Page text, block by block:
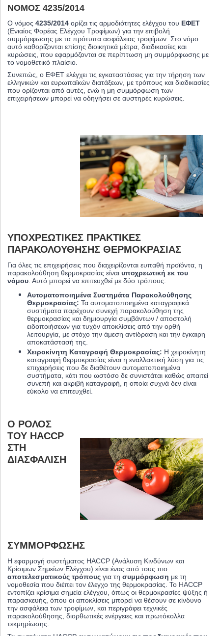
ΝΌΜΟΣ 4235/2014
Ο νόμος 4235/2014 ορίζει τις αρμοδιότητες ελέγχου του ΕΦΕΤ
(Ενιαίος Φορέας Ελέγχου Τροφίμων) για την επιβολή
συμμόρφωσης με τα πρότυπα ασφάλειας τροφίμων. Στο νόμο
αυτό καθορίζονται επίσης διοικητικά μέτρα, διαδικασίες και
κυρώσεις, που εφαρμόζονται σε περίπτωση μη συμμόρφωσης με
το νομοθετικό πλαίσιο.
Συνεπώς, ο ΕΦΕΤ ελέγχει τις εγκαταστάσεις για την τήρηση των
ελληνικών και ευρωπαϊκών διατάξεων, με τρόπους και διαδικασίες
που ορίζονται από αυτές, ενώ η μη συμμόρφωση των
επιχειρήσεων μπορεί να οδηγήσει σε αυστηρές κυρώσεις.
ΥΠΟΧΡΕΩΤΙΚΈΣ ΠΡΑΚΤΙΚΈΣ
ΠΑΡΑΚΟΛΟΎΘΗΣΗΣ ΘΕΡΜΟΚΡΑΣΊΑΣ
Για όλες τις επιχειρήσεις που διαχειρίζονται ευπαθή προϊόντα, η
παρακολούθηση θερμοκρασίας είναι υποχρεωτική εκ του
νόμου . Αυτό μπορεί να επιτευχθεί με δύο τρόπους:
Αυτοματοποιημένα Συστημάτα Παρακολούθησης
Θερμοκρασίας: Τα αυτοματοποιημένα καταγραφικά
συστήματα παρέχουν συνεχή παρακολούθηση της
θερμοκρασίας και δημιουργία συμβάντων / αποστολή
ειδοποιήσεων για τυχόν αποκλίσεις από την ορθή
λειτουργία, με στόχο την άμεση αντίδραση και την έγκαιρη
αποκατάστασή της.
Χειροκίνητη Καταγραφή Θερμοκρασίας: Η χειροκίνητη
καταγραφή θερμοκρασίας είναι η εναλλακτική λύση για τις
επιχειρήσεις που δε διαθέτουν αυτοματοποιημένα
συστήματα, κάτι που ωστόσο δε συνιστάται καθώς απαιτεί
συνεπή και ακριβή καταγραφή, η οποία συχνά δεν είναι
εύκολο να επιτευχθεί.
Ο ΡΌΛΟΣ
ΤΟΥ HACCP
ΣΤΗ
ΔΙΑΣΦΆΛΙΣΗ
ΣΥΜΜΌΡΦΩΣΗΣ
Η εφαρμογή συστήματος HACCP (Ανάλυση Κινδύνων και
Κρίσιμων Σημείων Ελέγχου) είναι ένας από τους πιο
αποτελεσματικούς τρόπους για τη συμμόρφωση με τη
νομοθεσία που διέπει τον έλεγχο της θερμοκρασίας. Το HACCP
εντοπίζει κρίσιμα σημεία ελέγχου, όπως οι θερμοκρασίες ψύξης ή
παρασκευής, όπου οι αποκλίσεις μπορεί να θέσουν σε κίνδυνο
την ασφάλεια των τροφίμων, και περιγράφει τεχνικές
παρακολούθησης, διορθωτικές ενέργειες και πρωτόκολλα
τεκμηρίωσης.